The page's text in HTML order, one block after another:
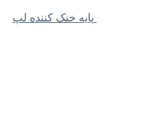
پایه خنک کننده لپ